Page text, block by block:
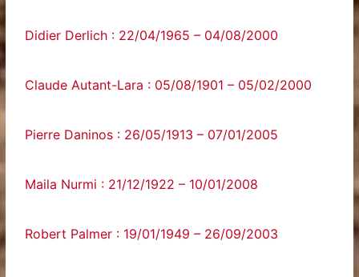
Didier Derlich : 22/04/1965 – 04/08/2000
Claude Autant-Lara : 05/08/1901 – 05/02/2000
Pierre Daninos : 26/05/1913 – 07/01/2005
Maila Nurmi : 21/12/1922 – 10/01/2008
Robert Palmer : 19/01/1949 – 26/09/2003